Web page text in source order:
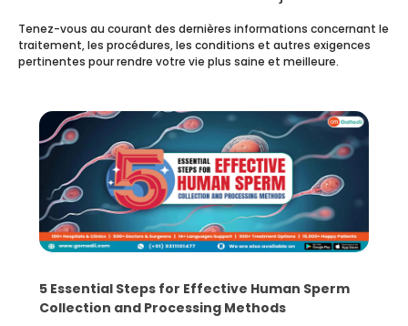
Tenez-vous au courant des dernières informations concernant le
traitement, les procédures, les conditions et autres exigences
pertinentes pour rendre votre vie plus saine et meilleure.
5 Essential Steps for Effective Human Sperm
Collection and Processing Methods